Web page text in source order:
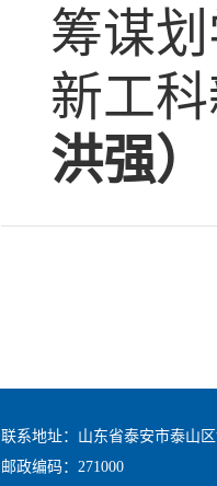
筹谋
新工
洪强）
联系地址：山东省泰安市泰山
邮政编码：271000